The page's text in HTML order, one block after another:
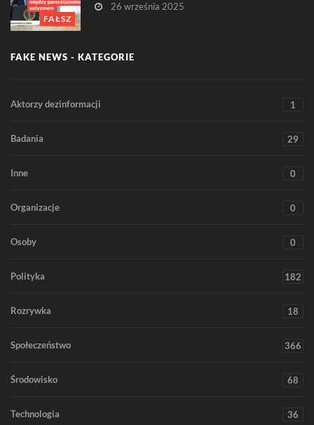
FAŁSZ
26 września 2025
FAKE NEWS - KATEGORIE
Aktorzy dezinformacji 1
Badania 29
Inne 0
Organizacje 0
Osoby 0
Polityka 182
Rozrywka 18
Społeczeństwo 366
Środowisko 68
Technologia 36